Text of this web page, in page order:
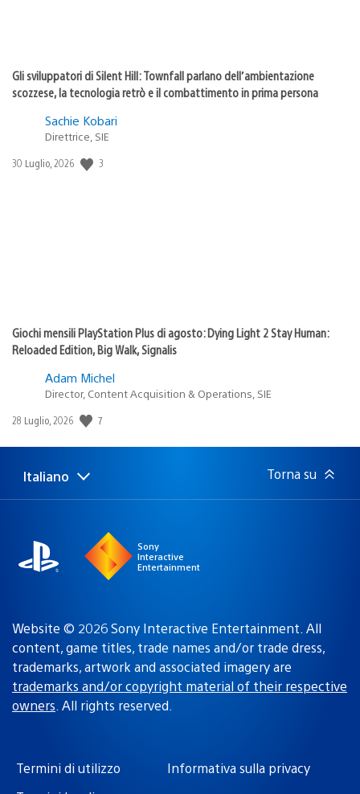
Gli sviluppatori di Silent Hill: Townfall parlano dell’ambientazione
scozzese, la tecnologia retrò e il combattimento in prima persona
Sachie Kobari
Direttrice, SIE
Data
30 Luglio, 2026 3
Giochi mensili PlayStation Plus di agosto: Dying Light 2 Stay Human:
Reloaded Edition, Big Walk, Signalis
Adam Michel
Director, Content Acquisition & Operations, SIE
Data
pubblicazione:
28 Luglio, 2026 7
Seleziona
una
Regione
attuale:
Italiano Torna su
Sony
Interactive
Entertainment
Website © 2026 Sony Interactive Entertainment. All
content, game titles, trade names and/or trade dress,
trademarks, artwork and associated imagery are
trademarks and/or copyright material of their respective
owners. All rights reserved.
Termini di utilizzo
Informativa sulla privacy